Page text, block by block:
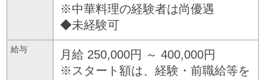
※中華料理の経験者は尚優遇
◆未経験可
給与
月給 250,000円 ～ 400,000円
※スタート額は、経験・前職給等を